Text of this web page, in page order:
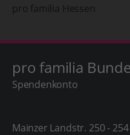
pro familia Hessen
pro familia
Spendenkonto
Mainzer Landstr. 250 - 254